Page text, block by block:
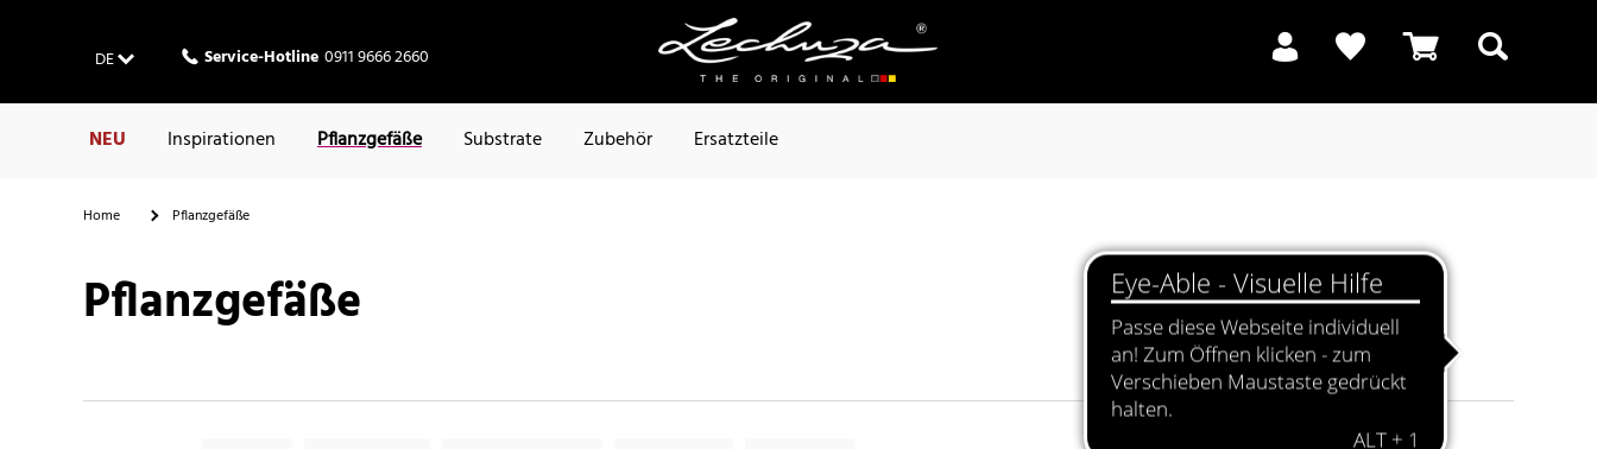
DE Service-Hotline 0911 9666 2660
NEU Inspirationen Pflanzgefäße Substrate Zubehör Ersatzteile
Suchen
Home Pflanzgefäße
Pflanzgefäße